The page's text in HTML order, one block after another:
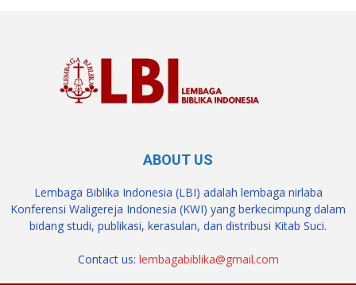
ABOUT US
Lembaga Biblika Indonesia (LBI) adalah lembaga nirlaba
Konferensi Waligereja Indonesia (KWI) yang berkecimpung dalam
bidang studi, publikasi, kerasulan, dan distribusi Kitab Suci.
Contact us: lembagabiblika@gmail.com